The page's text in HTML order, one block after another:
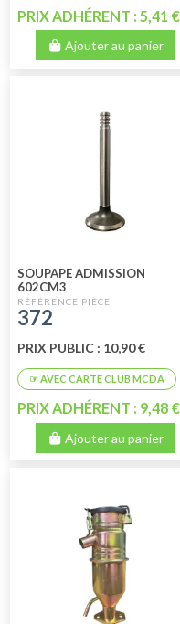
PRIX ADHÉRENT : 5,41 €
Ajouter au panier
SOUPAPE ADMISSION
602CM3
372
PRIX PUBLIC : 10,90 €
PRIX ADHÉRENT : 9,48 €
Ajouter au panier